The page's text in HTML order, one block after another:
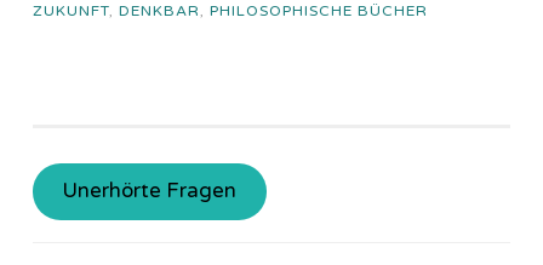
ZUKUNFT, DENKBAR, PHILOSOPHISCHE BÜCHER
Unerhörte Fragen